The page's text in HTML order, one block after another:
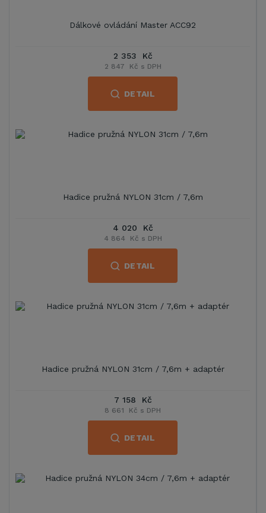
Dálkové ovládání Master ACC92
2 353 Kč
2 847 Kč s DPH
DETAIL
Hadice pružná NYLON 31cm / 7,6m
4 020 Kč
4 864 Kč s DPH
DETAIL
Hadice pružná NYLON 31cm / 7,6m + adaptér
7 158 Kč
8 661 Kč s DPH
DETAIL